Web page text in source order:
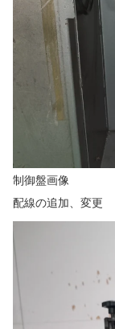
制御盤画像
配線の追加、変更